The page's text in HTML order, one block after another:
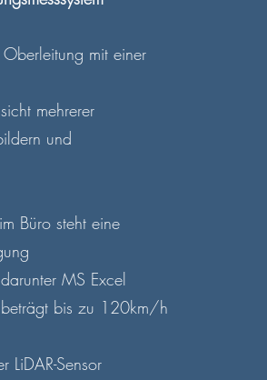
mit einer
mehrerer
und
Büro steht eine
MS Excel
bis zu 120km/h
LiDAR-Sensor